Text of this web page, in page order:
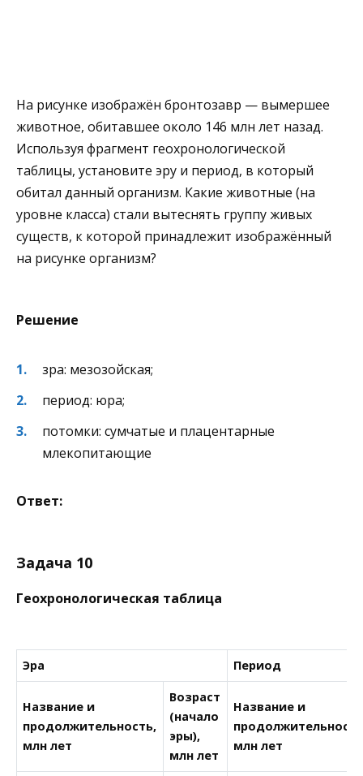
На рисунке изображён бронтозавр — вымершее
животное, обитавшее около 146 млн лет назад.
Используя фрагмент геохронологической
таблицы, установите эру и период, в который
обитал данный организм. Какие животные (на
уровне класса) стали вытеснять группу живых
существ, к которой принадлежит изображённый
на рисунке организм?
Решение
зра: мезозойская;
период: юра;
потомки: сумчатые и плацентарные
млекопитающие
Ответ:
Задача 10
Геохронологическая таблица
Эра Период
Название и
продолжительность,
млн лет
Возраст
(начало
эры),
млн лет
Название и
млн лет